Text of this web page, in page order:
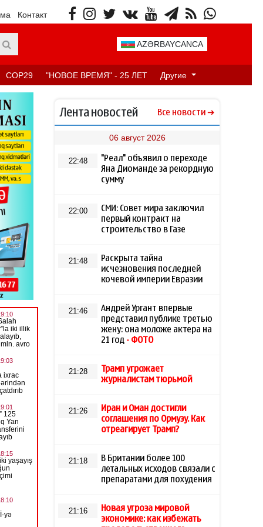
Контакт
AZƏRBAYCANCA
COP29 "НОВОЕ ВРЕМЯ" - 25 ЛЕТ Другие
Лента новостей Все новости
06 август 2026
22:48
"Реал" объявил о переходе
Яна Диоманде за рекордную
сумму
22:00
СМИ: Совет мира заключил
первый контракт на
строительство в Газе
21:48
Раскрыта тайна
исчезновения последней
кочевой империи Евразии
21:46
Андрей Ургант впервые
представил публике третью
жену: она моложе актера на
21 год - ФОТО
21:28
Трамп угрожает
журналистам тюрьмой
21:26
Иран и Оман достигли
соглашения по Ормузу. Как
отреагирует Трамп?
21:18
В Британии более 100
летальных исходов связали с
препаратами для похудения
21:16
Новая угроза мировой
экономике: как избежать